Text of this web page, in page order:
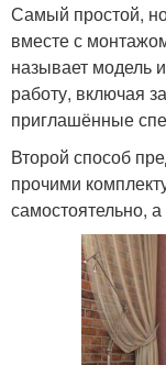
Самый простой,
вместе с
называет модель
работу, включая
приглашённые
Второй способ
прочими
самостоятельно,